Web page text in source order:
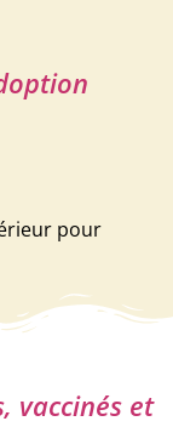
pour
vaccinés et